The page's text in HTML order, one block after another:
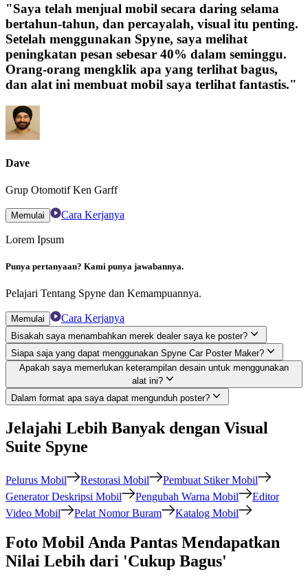
"Saya telah menjual mobil secara daring selama
bertahun-tahun, dan percayalah, visual itu penting.
Setelah menggunakan Spyne, saya melihat
peningkatan pesan sebesar 40% dalam seminggu.
Orang-orang mengklik apa yang terlihat bagus,
dan alat ini membuat mobil saya terlihat fantastis."
Dave
Grup Otomotif Ken Garff
Memulai Cara Kerjanya
Lorem Ipsum
Punya pertanyaan? Kami punya jawabannya.
Pelajari Tentang Spyne dan Kemampuannya.
Memulai Cara Kerjanya
Bisakah saya menambahkan merek dealer saya ke poster?
Siapa saja yang dapat menggunakan Spyne Car Poster Maker?
Apakah saya memerlukan keterampilan desain untuk menggunakan
alat ini?
Dalam format apa saya dapat mengunduh poster?
Jelajahi Lebih Banyak dengan Visual
Suite Spyne
Pelurus Mobil Restorasi Mobil
Pembuat Stiker Mobil
Generator Deskripsi Mobil
Pengubah Warna Mobil
Editor
Video Mobil
Pelat Nomor Buram Katalog Mobil
Foto Mobil Anda Pantas Mendapatkan
Nilai Lebih dari 'Cukup Bagus'